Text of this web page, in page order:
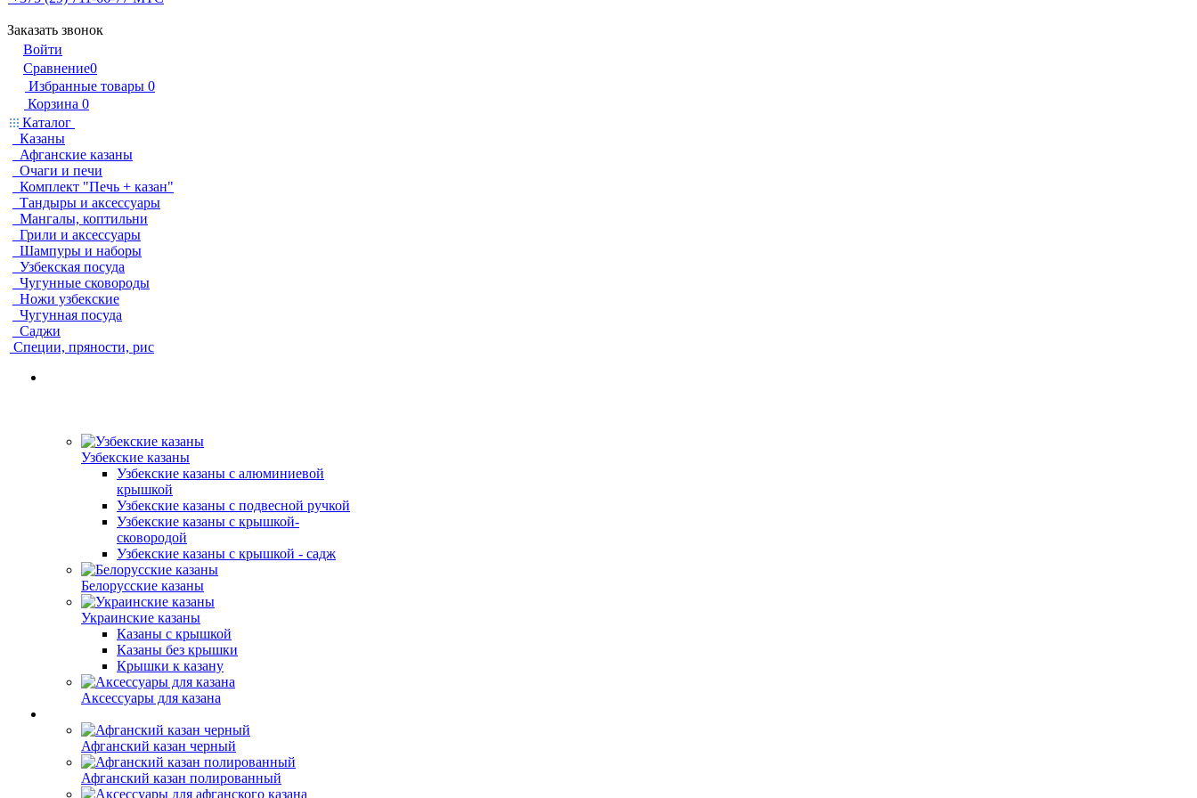
Заказать звонок
Войти
Сравнение0
Избранные товары 0
Корзина 0
Каталог
Казаны
Афганские казаны
Очаги и печи
Комплект "Печь + казан"
Тандыры и аксессуары
Мангалы, коптильни
Грили и аксессуары
Шампуры и наборы
Узбекская посуда
Чугунные сковороды
Ножи узбекские
Чугунная посуда
Саджи
Специи, пряности, рис
Узбекские казаны
Узбекские казаны с алюминиевой
крышкой
Узбекские казаны с подвесной ручкой
Узбекские казаны с крышкой-
сковородой
Узбекские казаны с крышкой - садж
Белорусские казаны
Украинские казаны
Казаны с крышкой
Казаны без крышки
Крышки к казану
Аксессуары для казана
Афганский казан черный
Афганский казан полированный